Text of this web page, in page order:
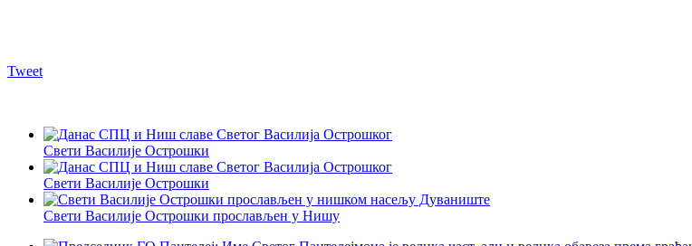
Tweet
Свети Василије Острошки
Свети Василије Острошки
Свети Василије Острошки прослављен у Нишу